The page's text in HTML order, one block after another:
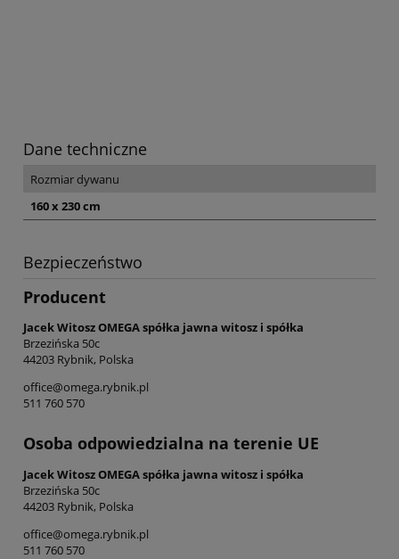
Dane techniczne
Rozmiar dywanu
160 x 230 cm
Bezpieczeństwo
Producent
Jacek Witosz OMEGA spółka jawna witosz i spółka
Brzezińska 50c
44203 Rybnik, Polska
office@omega.rybnik.pl
511 760 570
Osoba odpowiedzialna na terenie UE
Jacek Witosz OMEGA spółka jawna witosz i spółka
Brzezińska 50c
44203 Rybnik, Polska
office@omega.rybnik.pl
511 760 570